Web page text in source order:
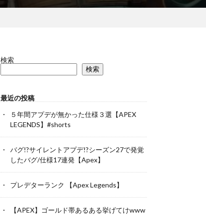
検索
検索
最近の投稿
５年間アプデが無かった仕様３選【APEX
LEGENDS】#shorts
バグ!?サイレントアプデ!?シーズン27で発覚
したバグ/仕様17連発【Apex】
プレデターランク 【Apex Legends】
【APEX】ゴールド帯あるある挙げてけwww